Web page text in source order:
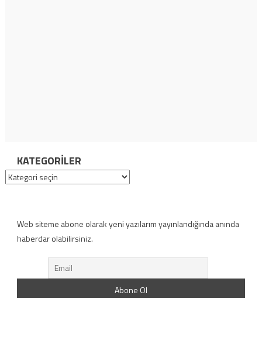
KATEGORILER
Kategoriler
Web siteme abone olarak yeni yazılarım yayınlandığında anında
haberdar olabilirsiniz.